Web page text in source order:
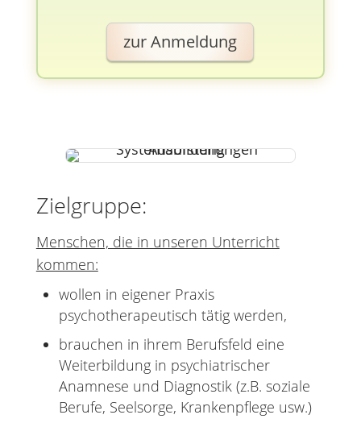
zur Anmeldung
Zielgruppe:
Menschen, die in unseren Unterricht
kommen:
wollen in eigener Praxis
psychotherapeutisch tätig werden,
brauchen in ihrem Berufsfeld eine
Weiterbildung in psychiatrischer
Anamnese und Diagnostik (z.B. soziale
Berufe, Seelsorge, Krankenpflege usw.)